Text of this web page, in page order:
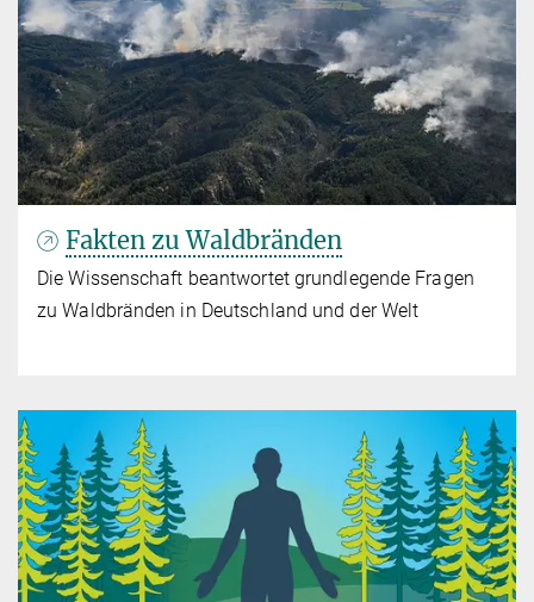
Fakten zu Waldbränden
Die Wissenschaft beantwortet grundlegende Fragen
zu Waldbränden in Deutschland und der Welt